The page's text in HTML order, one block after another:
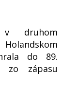
druhom
do 89.
zo zápasu